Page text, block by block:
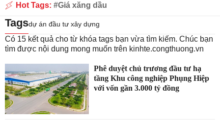
Hot Tags: Giá xăng dầu
Tagsdự án đầu tư xây dựng
Có 15 kết quả cho từ khóa tags bạn vừa tìm kiếm. Chúc bạn
tìm được nội dung mong muốn trên kinhte.congthuong.vn
Phê duyệt chủ trương đầu tư hạ
tầng Khu công nghiệp Phụng Hiệp
với vốn gần 3.000 tỷ đồng